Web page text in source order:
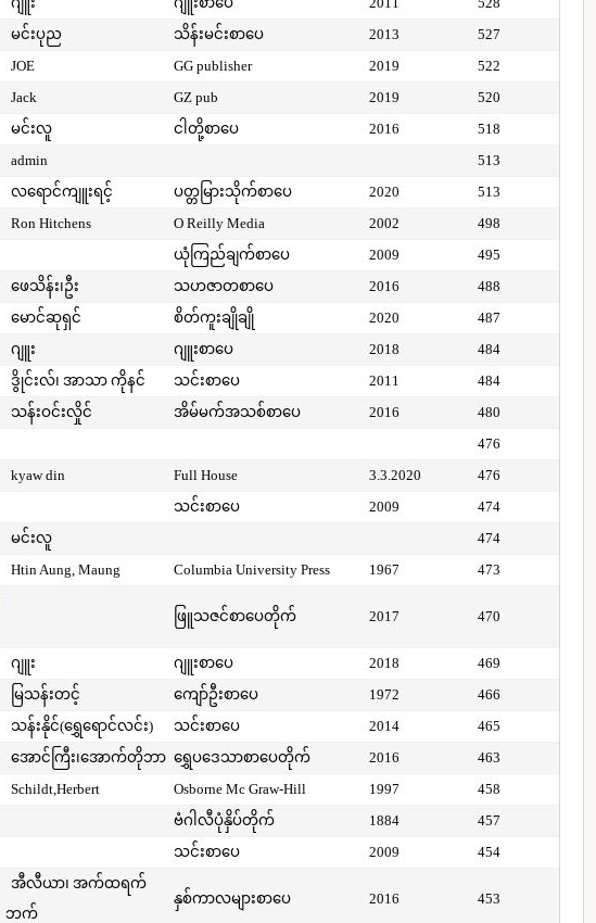
မင်းပုည သိန်းမင်းစာပေ 2013
527
JOE GG publisher 2019
522
Jack GZ pub 2019
520
မင်းလူ ငါတို့စာပေ 2016
518
admin
513
လရောင်ကျူးရင့် ပတ္တမြားသိုက်စာပေ 2020
513
Ron Hitchens O Reilly Media 2002
498
ယုံကြည်ချက်စာပေ 2009
495
ဖေသိန်း၊ဦး သဟဇာတစာပေ 2016
488
မောင်ဆုရှင် စိတ်ကူးချိုချို 2020
487
ဂျူး ဂျူးစာပေ 2018
484
ဒွိုင်းလ်၊ အာသာ ကိုနင် သင်းစာပေ 2011
484
သန်းဝင်းလှိုင် အိမ်မက်အသစ်စာပေ 2016
480
476
kyaw din Full House 3.3.2020
476
သင်းစာပေ 2009
474
မင်းလူ
474
Htin Aung, Maung Columbia University Press 1967 473
ဖြူသဇင်စာပေတိုက် 2017 470
ဂျူး ဂျူးစာပေ 2018
469
မြသန်းတင့် ကျော်ဦးစာပေ 1972
466
သန်းနိုင်(ရွှေရောင်လင်း) သင်းစာပေ 2014
465
အောင်ကြီး၊အောက်တိုဘာ ရွှေပဒေသာစာပေတိုက် 2016
463
Schildt,Herbert Osborne Mc Graw-Hill 1997
458
ဗံဂါလီပုံနှိပ်တိုက် 1884
457
သင်းစာပေ 2009 454
အီလီယာ၊ အက်ထရက်
ဘက်
နှစ်ကာလများစာပေ 2016 453